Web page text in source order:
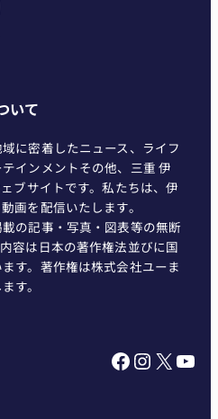
いて
に密着したニュース、ライフ
インメントその他、三重 伊
ブサイトです。私たちは、伊
画を配信いたします。
の記事・写真・図表等の無断
容は日本の著作権法並びに国
す。著作権は株式会社ユーま
す。
Facebook InstagramX YouTube